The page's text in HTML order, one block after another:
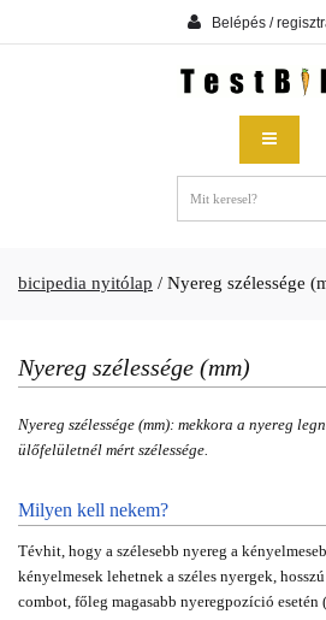
Belépés /
bicipedia nyitólap / Nyereg szélessége
Nyereg szélessége (mm)
Nyereg szélessége (mm): mekkora a nyereg
ülőfelületnél mért szélessége.
Milyen kell nekem?
Tévhit, hogy a szélesebb nyereg a
kényelmesek lehetnek a széles nyergek,
combot, főleg magasabb nyeregpozíció